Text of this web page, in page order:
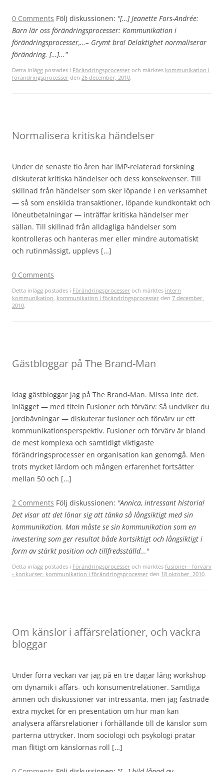
0 Comments Följ diskussionen: "[…] Jeanette Fors-Andrée:
Barn lär oss förändringsprocesser: Kommunikation i
förändringsprocesser,…– Grymt bra! Delaktighet normaliserar
förändring. […]..."
Detta inlägg postades i Förändringsprocesser och märktes kommunikation i
förändringsprocesser den 26 december, 2010.
Normalisera kritiska händelser
Under de senaste tio åren har IMP-relaterad forskning
diskuterat kritiska händelser och dess konsekvenser. Till
skillnad från händelser som sker löpande i en verksamhet
— så som enskilda transaktioner, löpande kundkontakt och
löneutbetalningar — inträffar kritiska händelser mer
sällan. Till skillnad från alldagliga händelser som
kontrolleras och hanteras mer eller mindre automatiskt
och rutinmässigt, upplevs […]
0 Comments
Detta inlägg postades i Förändringsprocesser och märktes intern
kommunikation, kommunikation i förändringsprocesser den 7 december,
2010.
Gästbloggar på The Brand-Man
Idag gästbloggar jag på The Brand-Man. Missa inte det.
Inlägget — med titeln Fusioner och förvärv: Så undviker du
jordbävningar — diskuterar fusioner och förvärv ur ett
kommunikationsperspektiv. Fusioner och förvärv är bland
de mest komplexa och samtidigt viktigaste
förändringsprocesser en organisation kan genomgå. Men
trots mycket lärdom och mången erfarenhet fortsätter
mellan 50 och […]
2 Comments Följ diskussionen: "Annica, intressant historia!
Det visar att det lönar sig att tänka så långsiktigt med sin
kommunikation. Man måste se sin kommunikation som en
investering som ger resultat både kortsiktigt och långsiktigt i
form av stärkt position och tillfredsställd..."
Detta inlägg postades i Förändringsprocesser och märktes fusioner - förvärv
- konkurser, kommunikation i förändringsprocesser den 18 oktober, 2010.
Om känslor i affärsrelationer, och vackra
bloggar
Under förra veckan var jag på en tre dagar lång workshop
om dynamik i affärs- och konsumentrelationer. Samtliga
ämnen och diskussioner var intressanta, men jag fastnade
extra mycket för en presentation om hur man kan
analysera affärsrelationer i förhållande till de känslor som
parterna uttrycker. Inom sociologi och psykologi pratar
man flitigt om känslornas roll […]